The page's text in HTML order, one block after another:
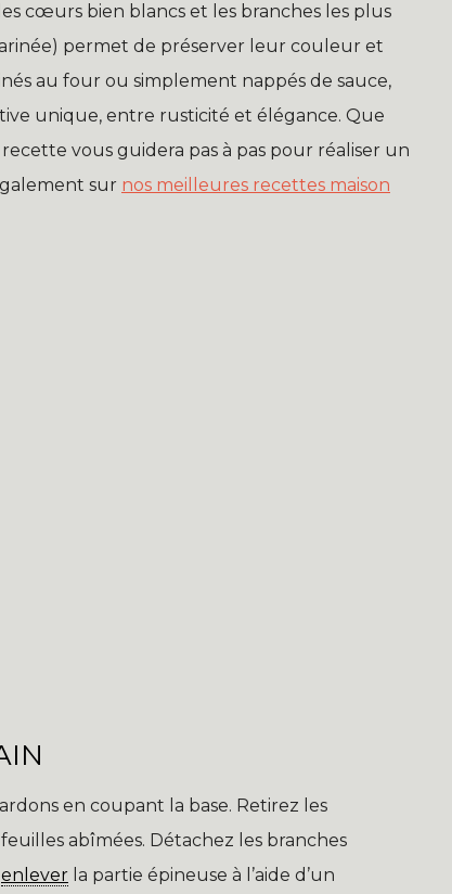
cœurs bien blancs et les branches les plus
permet de préserver leur couleur et
au four ou simplement nappés de sauce,
unique, entre rusticité et élégance. Que
vous guidera pas à pas pour réaliser un
sur nos meilleures recettes maison
en coupant la base. Retirez les
abîmées. Détachez les branches
enlever la partie épineuse à l’aide d’un